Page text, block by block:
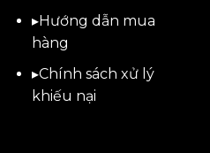
▸Hướng dẫn mua
hàng
▸Chính sách xử lý
khiếu nại